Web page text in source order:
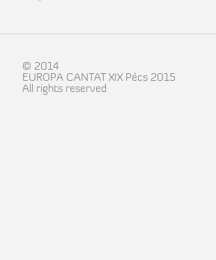
© 2014
EUROPA CANTAT XIX Pécs 2015
All rights reserved